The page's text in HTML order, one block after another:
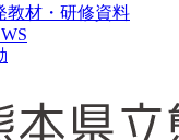
教材・研修資料